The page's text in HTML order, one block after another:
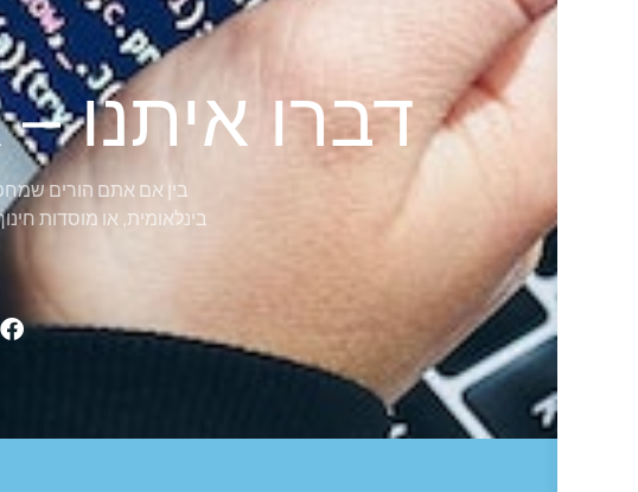
דברו איתנו
בין אם אתם הורים
בינלאומית, או מוסדות